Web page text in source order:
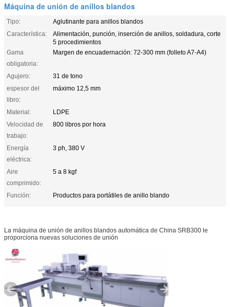
Máquina de unión de anillos blandos
Tipo:
Aglutinante para anillos blandos
Característica:
Alimentación, punción, inserción de anillos, soldadura, corte
5 procedimientos
Gama
obligatoria:
Margen de encuadernación: 72-300 mm (folleto A7-A4)
Agujero:
31 de tono
espesor del
libro:
máximo 12,5 mm
Material:
LDPE
Velocidad de
trabajo:
800 libros por hora
Energía
eléctrica:
3 ph, 380 V
Aire
comprimido:
5 a 8 kgf
Función: Productos para portátiles de anillo blando
La máquina de unión de anillos blandos automática de China SRB300 le
proporciona nuevas soluciones de unión